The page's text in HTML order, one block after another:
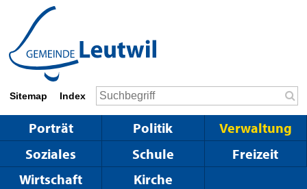
Navigieren in Leutwil
Schnellnavigation
Sitemap Index Suchbegriff
Hauptnavigation
Porträt Politik
Verwaltung
Soziales
Schule
Freizeit
Wirtschaft
Kirche